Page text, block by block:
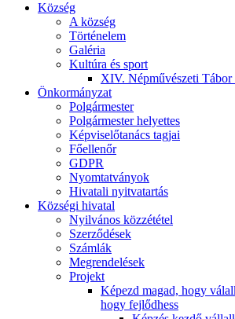
Község
A község
Történelem
Galéria
Kultúra és sport
XIV. Népművészeti
Önkormányzat
Polgármester
Polgármester helyettes
Képviselőtanács tagjai
Főellenőr
GDPR
Nyomtatványok
Hivatali nyitvatartás
Községi hivatal
Nyilvános közzététel
Szerződések
Számlák
Megrendelések
Projekt
Képezd magad, hogy
hogy fejlődhess